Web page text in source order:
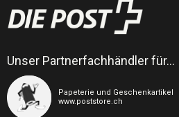
Unser Partnerfachhändler für…
Papeterie und Geschenkartikel
www.poststore.ch